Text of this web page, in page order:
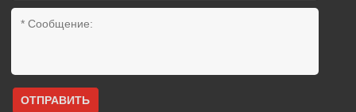
ОТПРАВИТЬ